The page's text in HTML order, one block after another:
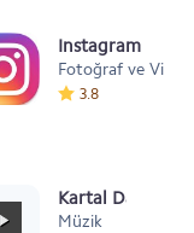
Instagram
Fotoğraf ve Video
3.8
Kartal Dansı
Müzik